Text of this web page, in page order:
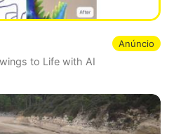
to Life with AI
Anúncio